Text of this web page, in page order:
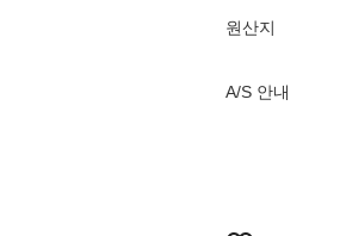
원산지
A/S 안내